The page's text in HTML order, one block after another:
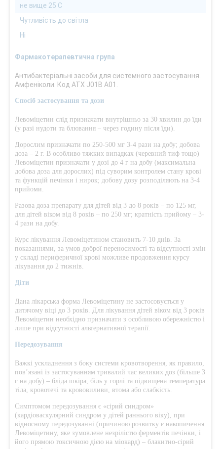
не вище 25 С
Чутливість до світла
Ні
Фармакотерапевтична група
Антибактеріальні засоби для системного застосування.
Амфеніколи. Код АТХ J01B A01.
Спосіб застосування та дози
Левоміцетин слід призначати внутрішньо за 30 хвилин до їди
(у разі нудоти та блювання – через годину після їди).
Дорослим призначати по 250-500 мг 3-4 рази на добу; добова
доза – 2 г. В особливо тяжких випадках (черевний тиф тощо)
Левоміцетин призначати у дозі до 4 г на добу (максимальна
добова доза для дорослих) під суворим контролем стану крові
та функцій печінки і нирок; добову дозу розподіляють на 3-4
прийоми.
Разова доза препарату для дітей від 3 до 8 років – по 125 мг,
для дітей віком від 8 років – по 250 мг; кратність прийому – 3-
4 рази на добу.
Курс лікування Левоміцетином становить 7-10 днів. За
показаннями, за умов доброї переносимості та відсутності змін
у складі периферичної крові можливе продовження курсу
лікування до 2 тижнів.
Діти
Дана лікарська форма Левоміцетину не застосовується у
дитячому віці до 3 років. Для лікування дітей віком від 3 років
Левоміцетин необхідно призначати з особливою обережністю і
лише при відсутності альтернативної терапії.
Передозування
Важкі ускладнення з боку системи кровотворення, як правило,
пов’язані із застосуванням тривалий час великих доз (більше 3
г на добу) – бліда шкіра, біль у горлі та підвищена температура
тіла, кровотечі та крововиливи, втома або слабкість.
Симптомом передозування є «сірий синдром»
(кардіоваскулярний синдром у дітей раннього віку), при
відносному передозуванні (причиною розвитку є накопичення
Левоміцетину, яке зумовлене незрілістю ферментів печінки, і
його прямою токсичною дією на міокард) – блакитно-сірий